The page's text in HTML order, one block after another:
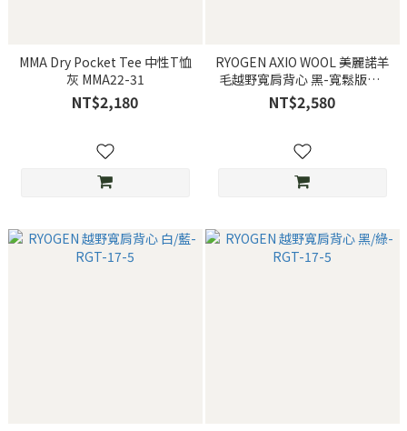
MMA Dry Pocket Tee 中性T恤
灰 MMA22-31
NT$2,180
RYOGEN AXIO WOOL 美麗諾羊
毛越野寬肩背心 黑-寬鬆版型-
RGT-30
NT$2,580